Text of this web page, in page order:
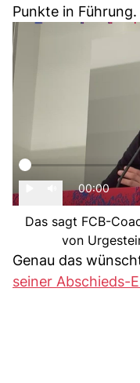
Punkte in
00:00
Das sagt FCB-
von
Genau das
seiner Abschieds-